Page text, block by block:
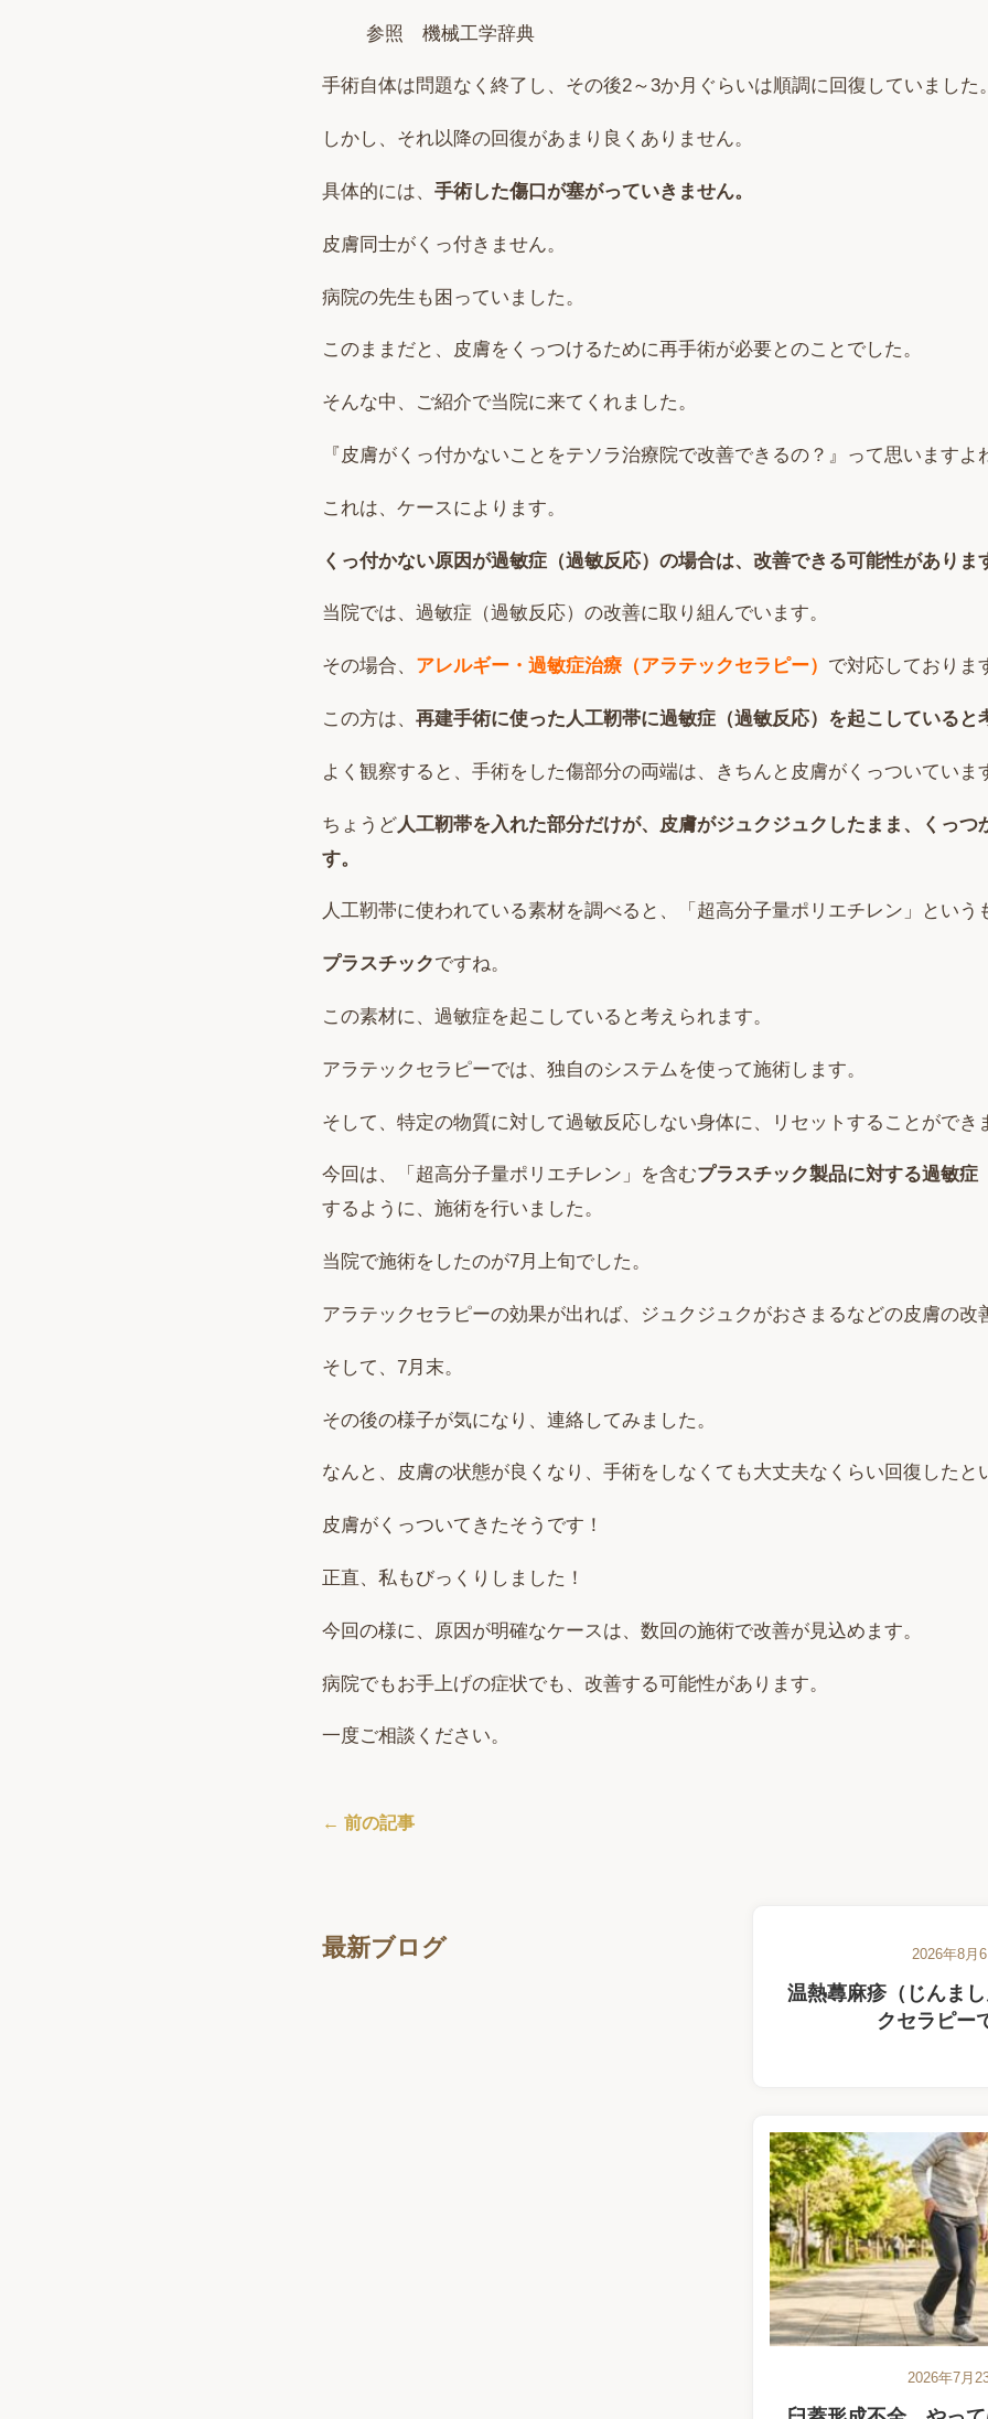
参照 機械工学辞典
手術自体は問題なく終了し、その後2～3か月ぐらいは順調に回復していました
しかし、それ以降の回復があまり良くありません。
具体的には、 手術した傷口が塞がっていきません。
皮膚同士がくっ付きません。
病院の先生も困っていました。
このままだと、皮膚をくっつけるために再手術が必要とのことでした。
そんな中、ご紹介で当院に来てくれました。
『皮膚がくっ付かないことをテソラ治療院で改善できるの？』って思いますよ
これは、ケースによります。
くっ付かない原因が過敏症（過敏反応）の場合は、改善できる可能性がありま
当院では、過敏症（過敏反応）の改善に取り組んでいます。
その場合、 アレルギー・過敏症治療（アラテックセラピー） で対応しておりま
この方は、 再建手術に使った人工靭帯に過敏症（過敏反応）を起こしていると
よく観察すると、手術をした傷部分の両端は、きちんと皮膚がくっついていま
ちょうど人工靭帯を入れた部分だけが、皮膚がジュクジュクしたまま、くっつ
す。
人工靭帯に使われている素材を調べると、「超高分子量ポリエチレン」という
プラスチックですね。
この素材に、過敏症を起こしていると考えられます。
アラテックセラピーでは、独自のシステムを使って施術します。
そして、特定の物質に対して過敏反応しない身体に、リセットすることができ
今回は、「超高分子量ポリエチレン」を含むプラスチック製品に対する過敏症
するように、施術を行いました。
当院で施術をしたのが7月上旬でした。
アラテックセラピーの効果が出れば、ジュクジュクがおさまるなどの皮膚の改
そして、7月末。
その後の様子が気になり、連絡してみました。
なんと、皮膚の状態が良くなり、手術をしなくても大丈夫なくらい回復したと
皮膚がくっついてきたそうです！
正直、私もびっくりしました！
今回の様に、原因が明確なケースは、数回の施術で改善が見込めます。
病院でもお手上げの症状でも、改善する可能性があります。
一度ご相談ください。
← 前の記事
最新ブログ 2026年8月
温熱蕁麻疹（じんま
クセラピー
2026年7月